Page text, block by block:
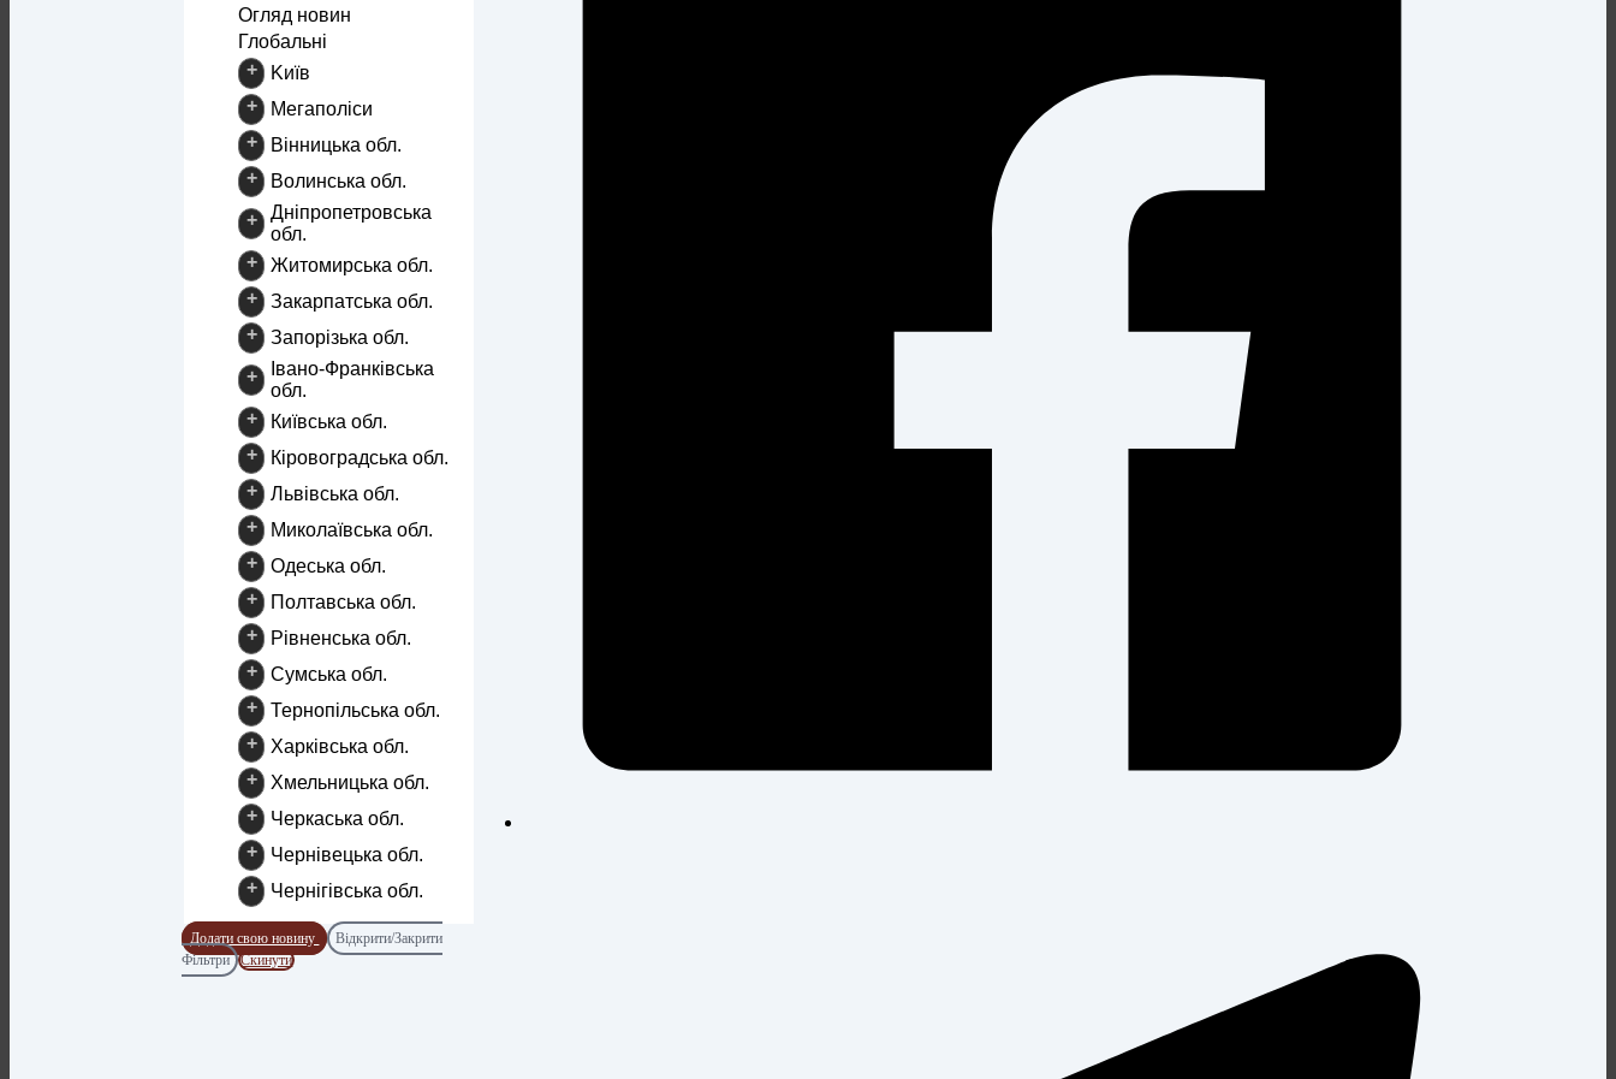
Огляд новин
Глобальні
+
Kиїв
+
Mегаполіси
+
Вінницька обл.
+
Волинська обл.
+
Дніпропетровська
обл.
+
Житомирська обл.
+
Закарпатська обл.
+
Запорізька обл.
+
Івано-Франківська
обл.
+
Київська обл.
+
Кіровоградська обл.
+
Львівська обл.
+
Миколаївська обл.
+
Одеська обл.
+
Полтавська обл.
+
Рівненська обл.
+
Сумська обл.
+
Тернопільська обл.
+
Харківська обл.
+
Хмельницька обл.
+
Черкаська обл.
+
Чернівецька обл.
+
Чернігівська обл.
Додати свою новину
Відкрити/Закрити
Фільтри
Скинути